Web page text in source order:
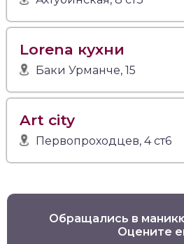
Lorena кухни
Баки Урманче, 15
Art сity
Первопроходцев, 4 ст6
Обращались в
Оцените